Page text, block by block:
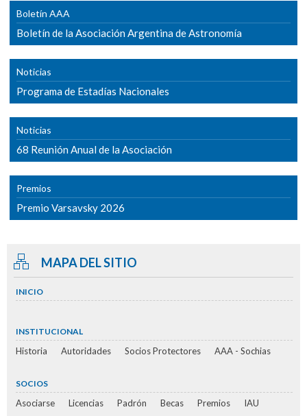
Boletín AAA
Boletín de la Asociación Argentina de Astronomía
Noticias
Programa de Estadías Nacionales
Noticias
68 Reunión Anual de la Asociación
Premios
Premio Varsavsky 2026
MAPA DEL SITIO
INICIO
INSTITUCIONAL
Historia Autoridades Socios Protectores AAA - Sochias
SOCIOS
Asociarse Licencias Padrón Becas Premios IAU